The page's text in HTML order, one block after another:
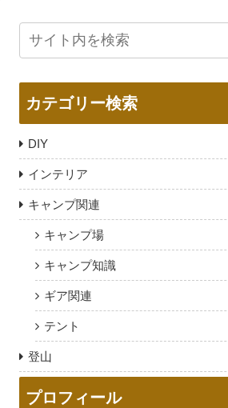
カテゴリー検索
DIY
インテリア
キャンプ関連
キャンプ場
キャンプ知識
ギア関連
テント
登山
プロフィール